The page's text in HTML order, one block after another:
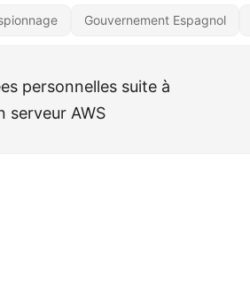
Gouvernement Espagnol
personnelles suite à
serveur AWS